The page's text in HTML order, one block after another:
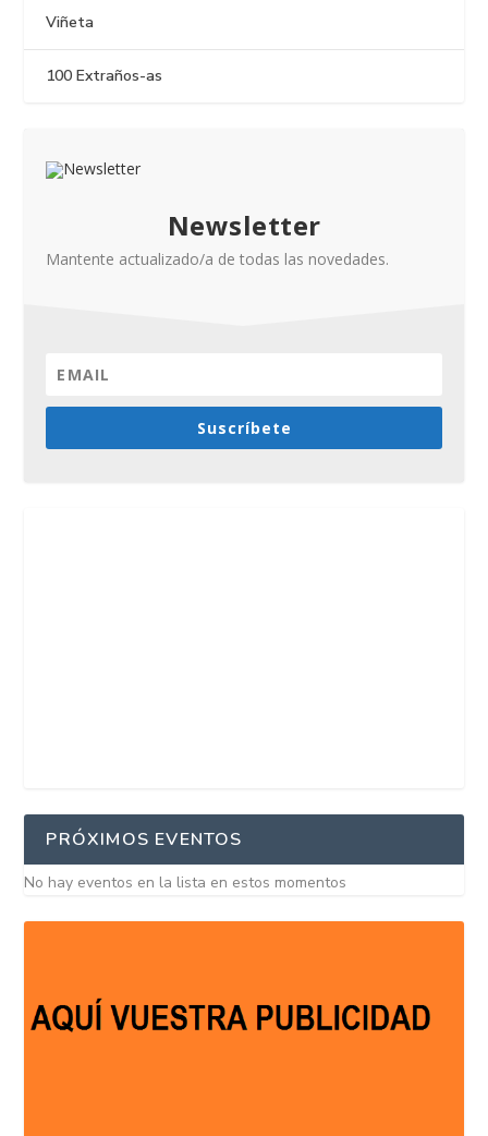
Viñeta
100 Extraños-as
Newsletter
Mantente actualizado/a de todas las novedades.
Suscríbete
PRÓXIMOS EVENTOS
No hay eventos en la lista en estos momentos